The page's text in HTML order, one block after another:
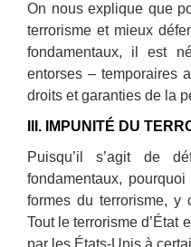
On nous explique que
terrorisme et mieux
fondamentaux, il est
entorses – temporaires
droits et garanties de la
III. IMPUNITÉ DU
Puisqu’il s’agit de
fondamentaux,
formes du terrorisme, y
Tout le terrorisme d’État
par les États-Unis à